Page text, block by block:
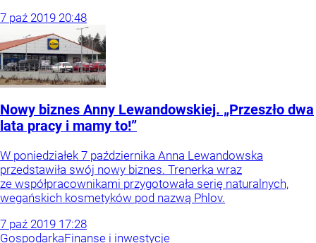
7 paź 2019 20:48
Nowy biznes Anny Lewandowskiej. „Przeszło dwa
lata pracy i mamy to!”
W poniedziałek 7 października Anna Lewandowska
przedstawiła swój nowy biznes. Trenerka wraz
ze współpracownikami przygotowała serię naturalnych,
wegańskich kosmetyków pod nazwą Phlov.
7 paź 2019 17:28
GospodarkaFinanse i inwestycje